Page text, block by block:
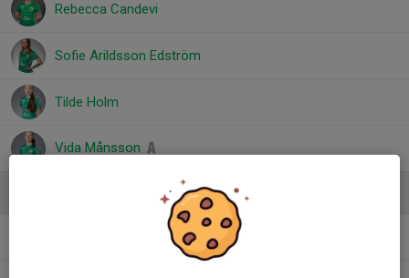
Rebecca Candevi
Sofie Arildsson Edström
Tilde Holm
Vida Månsson
Anders JohanssonAssisterande
tränare/materialansvarig